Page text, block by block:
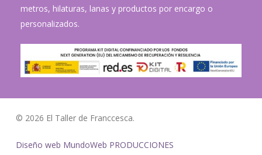
metros, hilaturas, lanas y productos por encargo o
personalizados.
© 2026 El Taller de Franccesca.
Diseño web MundoWeb PRODUCCIONES